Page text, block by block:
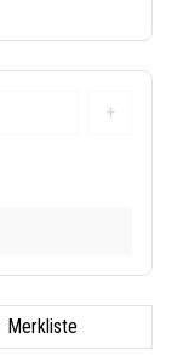
+
Merkliste